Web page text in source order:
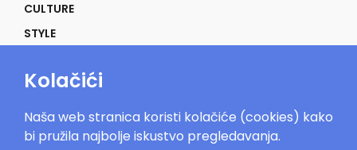
CULTURE
STYLE
POWER
IN THE MOOD
Kolačići
Naša web stranica koristi kolačiće (cookies) kako
bi pružila najbolje iskustvo pregledavanja.